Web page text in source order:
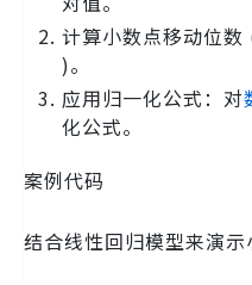
计算小数点移动位
)。
应用归一化公式：对
化公式。
案例代码
结合线性回归模型来演示